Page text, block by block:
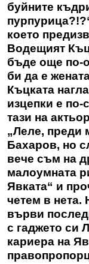
буйните
което
Водещият
бъде още по-
би да е
Къцката
изцепки е
тази на
„Леле, преди
Бахаров, но
вече съм на
малоумната
Явката“ и
четем в нета.
върви
с гаджето си
кариера на